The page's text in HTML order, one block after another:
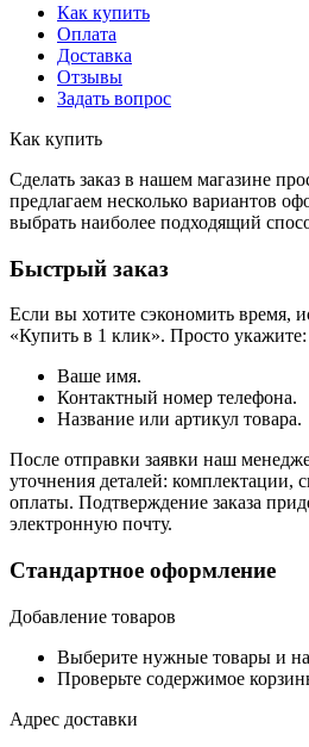
Как купить
Оплата
Доставка
Отзывы
Задать вопрос
Как купить
Сделать заказ в нашем магазине
предлагаем несколько вариантов
выбрать наиболее подходящий
Быстрый заказ
Если вы хотите сэкономить время,
«Купить в 1 клик». Просто укажите:
Ваше имя.
Контактный номер телефона.
Название или артикул товара.
После отправки заявки наш
уточнения деталей: комплектации,
оплаты. Подтверждение заказа
электронную почту.
Стандартное оформление
Добавление товаров
Выберите нужные товары и
Проверьте содержимое
Адрес доставки